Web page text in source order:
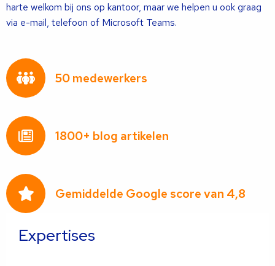
harte welkom bij ons op kantoor, maar we helpen u ook graag
via e-mail, telefoon of Microsoft Teams.
50 medewerkers
1800+ blog artikelen
Gemiddelde Google score van 4,8
Expertises